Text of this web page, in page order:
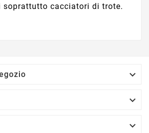
soprattutto cacciatori di trote.


